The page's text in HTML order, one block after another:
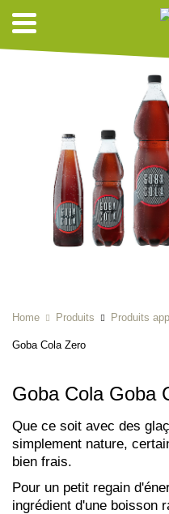
Home Produits Produits
Goba Cola Zero
Goba Cola Goba
Que ce soit avec des
simplement nature,
bien frais.
Pour un petit regain
ingrédient d'une boisson